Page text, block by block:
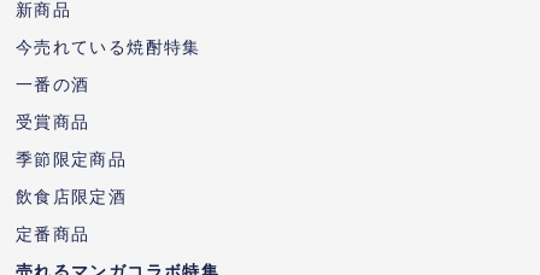
新商品
今売れている焼酎特集
一番の酒
受賞商品
季節限定商品
飲食店限定酒
定番商品